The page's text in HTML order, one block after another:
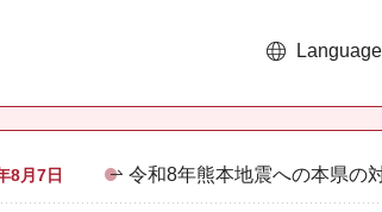
Language
8月7日 令和8年熊本地震への本県の